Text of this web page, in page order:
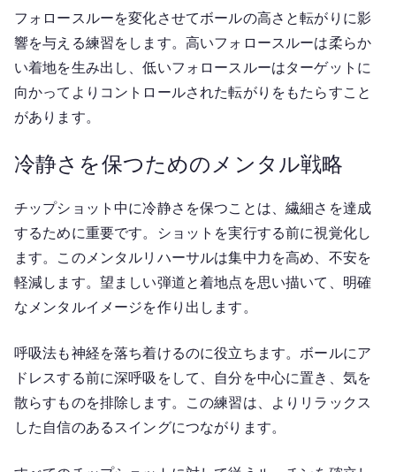
フォロースルーを変化させてボールの高さと転がりに影
響を与える練習をします。高いフォロースルーは柔らか
い着地を生み出し、低いフォロースルーはターゲットに
向かってよりコントロールされた転がりをもたらすこと
があります。
冷静さを保つためのメンタル戦略
チップショット中に冷静さを保つことは、繊細さを達成
するために重要です。ショットを実行する前に視覚化し
ます。このメンタルリハーサルは集中力を高め、不安を
軽減します。望ましい弾道と着地点を思い描いて、明確
なメンタルイメージを作り出します。
呼吸法も神経を落ち着けるのに役立ちます。ボールにア
ドレスする前に深呼吸をして、自分を中心に置き、気を
散らすものを排除します。この練習は、よりリラックス
した自信のあるスイングにつながります。